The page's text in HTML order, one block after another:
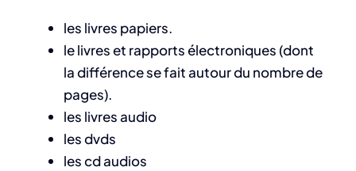
les livres papiers.
le livres et rapports électroniques (dont
la différence se fait autour du nombre de
pages).
les livres audio
les dvds
les cd audios